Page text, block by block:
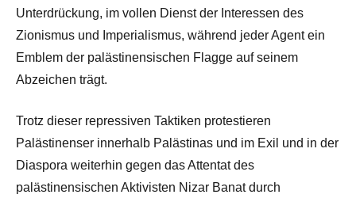
Unterdrückung, im vollen Dienst der Interessen des
Zionismus und Imperialismus, während jeder Agent ein
Emblem der palästinensischen Flagge auf seinem
Abzeichen trägt.
Trotz dieser repressiven Taktiken protestieren
Palästinenser innerhalb Palästinas und im Exil und in der
Diaspora weiterhin gegen das Attentat des
palästinensischen Aktivisten Nizar Banat durch